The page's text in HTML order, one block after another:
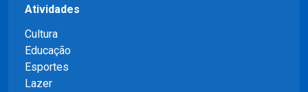
Atividades
Cultura
Educação
Esportes
Lazer